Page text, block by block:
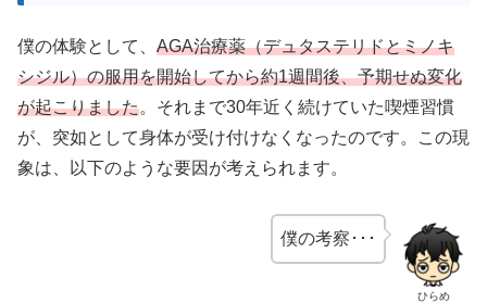
僕の体験として、 AGA治療薬（デュタステリドとミノキ
シジル）の服用を開始してから約1週間後、予期せぬ変化
が起こりました。それまで30年近く続けていた喫煙習慣
が、突如として身体が受け付けなくなったのです。この現
象は、以下のような要因が考えられます。
ひらめ
僕の考察･･･